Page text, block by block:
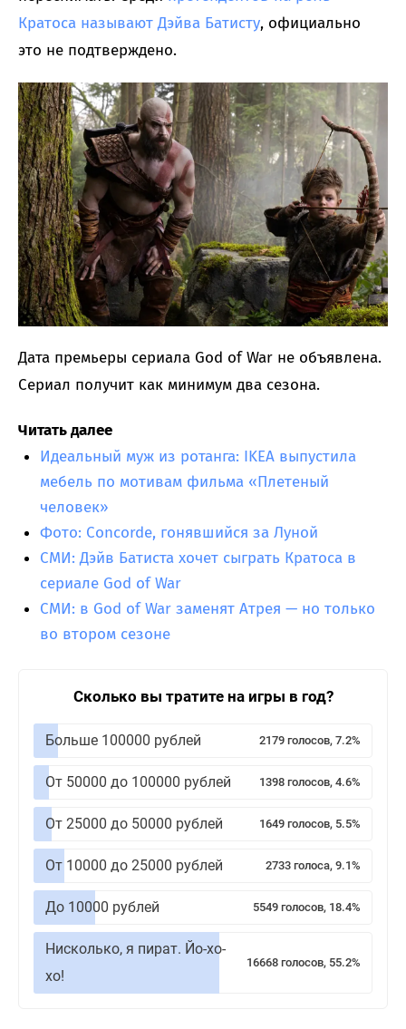
Кратоса называют Дэйва Батисту, официально
это не подтверждено.
Дата премьеры сериала God of War не объявлена.
Сериал получит как минимум два сезона.
Читать далее
Идеальный муж из ротанга: IKEA выпустила
мебель по мотивам фильма «Плетеный
человек»
Фото: Concorde, гонявшийся за Луной
СМИ: Дэйв Батиста хочет сыграть Кратоса в
сериале God of War
СМИ: в God of War заменят Атрея — но только
во втором сезоне
Сколько вы тратите на игры в год?
Больше 100000 рублей 2179 голосов, 7.2%
От 50000 до 100000 рублей 1398 голосов, 4.6%
От 25000 до 50000 рублей 1649 голосов, 5.5%
От 10000 до 25000 рублей 2733 голоса, 9.1%
До 10000 рублей 5549 голосов, 18.4%
Нисколько, я пират. Йо-хо-
хо!
16668 голосов, 55.2%